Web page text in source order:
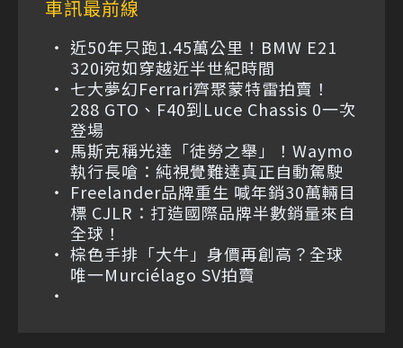
車訊最前線
近50年只跑1.45萬公里！BMW E21
320i宛如穿越近半世紀時間
七大夢幻Ferrari齊聚蒙特雷拍賣！
288 GTO、F40到Luce Chassis 0一次
登場
馬斯克稱光達「徒勞之舉」！Waymo
執行長嗆：純視覺難達真正自動駕駛
Freelander品牌重生 喊年銷30萬輛目
標 CJLR：打造國際品牌半數銷量來自
全球！
棕色手排「大牛」身價再創高？全球
唯一Murciélago SV拍賣